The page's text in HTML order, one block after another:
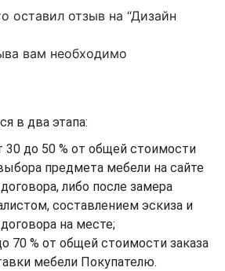
оставил отзыв на “Дизайн
вам необходимо
в два этапа:
30 до 50 % от общей стоимости
предмета мебели на сайте
либо после замера
составлением эскиза и
на месте;
70 % от общей стоимости заказа
мебели Покупателю.